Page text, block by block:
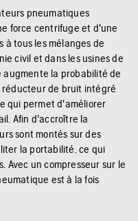
pneumatiques
force centrifuge et d'une
à tous les mélanges de
civil et dans les usines de
augmente la probabilité de
de bruit intégré
qui permet d'améliorer
Afin d'accroître la
sont montés sur des
la portabilité, ce qui
Avec un compresseur sur le
est à la fois